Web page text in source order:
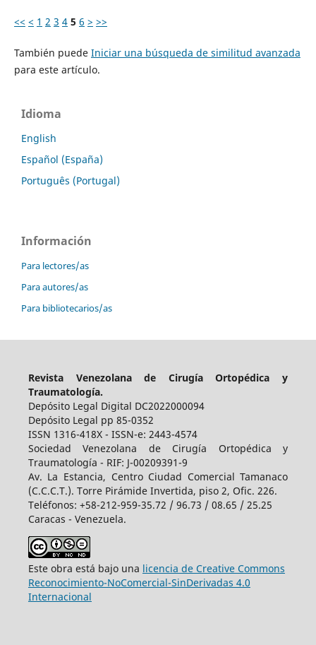
<< < 1 2 3 4 5 6 > >>
También puede Iniciar una búsqueda de similitud avanzada
para este artículo.
Idioma
English
Español (España)
Português (Portugal)
Información
Para lectores/as
Para autores/as
Para bibliotecarios/as
Revista Venezolana de Cirugía Ortopédica y
Traumatología.
Depósito Legal Digital DC2022000094
Depósito Legal pp 85-0352
ISSN 1316-418X - ISSN-e: 2443-4574
Sociedad Venezolana de Cirugía Ortopédica y
Traumatología - RIF: J-00209391-9
Av. La Estancia, Centro Ciudad Comercial Tamanaco
(C.C.C.T.). Torre Pirámide Invertida, piso 2, Ofic. 226.
Teléfonos: +58-212-959-35.72 / 96.73 / 08.65 / 25.25
Caracas - Venezuela.
Este obra está bajo una licencia de Creative Commons
Reconocimiento-NoComercial-SinDerivadas 4.0
Internacional